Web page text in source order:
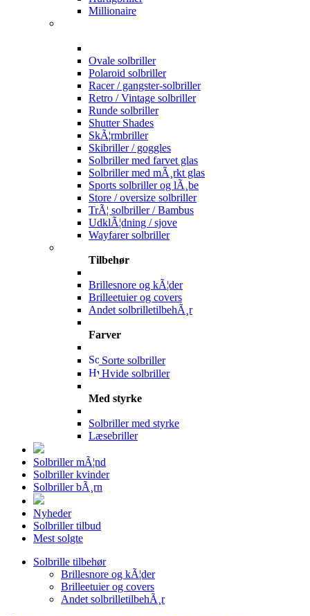
Millionaire
Ovale solbriller
Polaroid solbriller
Racer / gangster-solbriller
Retro / Vintage solbriller
Runde solbriller
Shutter Shades
SkÃ¦rmbriller
Skibriller / goggles
Solbriller med farvet glas
Solbriller med mÃ¸rkt glas
Sports solbriller og lÃ¸be
Store / oversize solbriller
TrÃ¦ solbriller / Bambus
UdklÃ¦dning / sjove
Wayfarer solbriller
Tilbehør
Brillesnore og kÃ¦der
Brilleetuier og covers
Andet solbrilletilbehÃ¸r
Farver
Sorte solbriller
Hvide solbriller
Med styrke
Solbriller med styrke
Læsebriller
Solbriller mÃ¦nd
Solbriller kvinder
Solbriller bÃ¸rn
Nyheder
Solbriller tilbud
Mest solgte
Solbrille tilbehør
Brillesnore og kÃ¦der
Brilleetuier og covers
Andet solbrilletilbehÃ¸r